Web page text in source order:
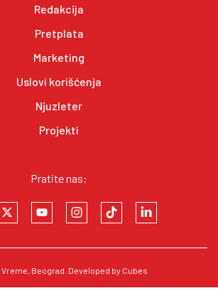
Redakcija
Pretplata
Marketing
Uslovi korišćenja
Njuzleter
Projekti
Pratite nas:
Vreme , Beograd. Developed by Cubes